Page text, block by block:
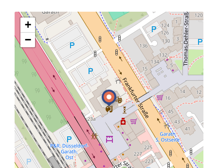
+
−